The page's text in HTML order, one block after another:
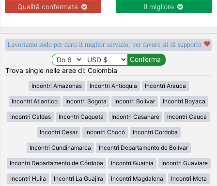
Qualità confermata Il migliore
Lavoriamo sodo per darti il miglior servizio, per favore sii di supporto
Trova single nelle aree di: Colombia
Incontri Amazonas Incontri Antioquia Incontri Arauca
Incontri Atlantico Incontri Bogota Incontri Bolívar Incontri Boyaca
Incontri Caldas Incontri Caqueta Incontri Casanare Incontri Cauca
Incontri Cesar Incontri Chocó Incontri Cordoba
Incontri Cundinamarca Incontri Departamento de Bolívar
Incontri Departamento de Córdoba Incontri Guainia Incontri Guaviare
Incontri Huila Incontri La Guajira Incontri Magdalena Incontri Meta